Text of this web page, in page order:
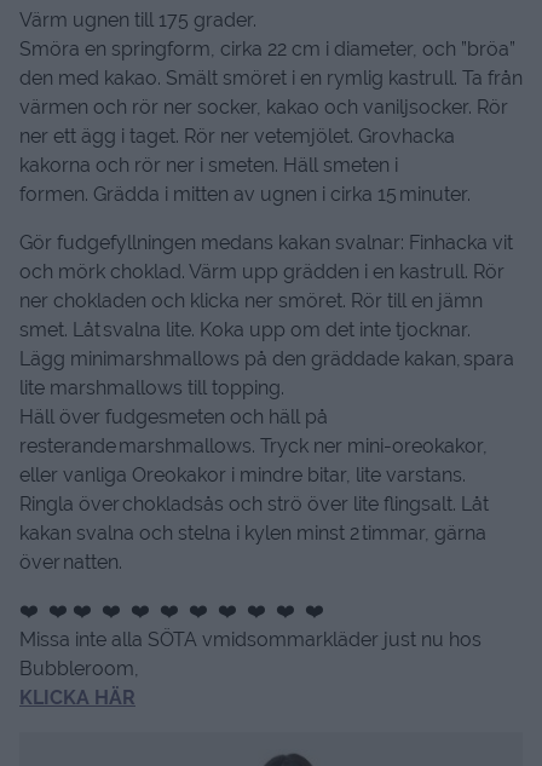
Värm ugnen till 175 grader.
Smöra en springform, cirka 22 cm i diameter, och ”bröa”
den med kakao. Smält smöret i en rymlig kastrull. Ta från
värmen och rör ner socker, kakao och vaniljsocker. Rör
ner ett ägg i taget. Rör ner vetemjölet. Grovhacka
kakorna och rör ner i smeten. Häll smeten i
formen. Grädda i mitten av ugnen i cirka 15 minuter.
Gör fudgefyllningen medans kakan svalnar: Finhacka vit
och mörk choklad. Värm upp grädden i en kastrull. Rör
ner chokladen och klicka ner smöret. Rör till en jämn
smet. Låt svalna lite. Koka upp om det inte tjocknar.
Lägg minimarshmallows på den gräddade kakan, spara
lite marshmallows till topping.
Häll över fudgesmeten och häll på
resterande marshmallows. Tryck ner mini-oreokakor,
eller vanliga Oreokakor i mindre bitar, lite varstans.
Ringla över chokladsås och strö över lite flingsalt. Låt
kakan svalna och stelna i kylen minst 2 timmar, gärna
över natten.
❤️ ❤️ ❤️ ❤️ ❤️ ❤️ ❤️ ❤️ ❤️ ❤️ ❤️
Missa inte alla SÖTA vmidsommarkläder just nu hos
Bubbleroom,
KLICKA HÄR